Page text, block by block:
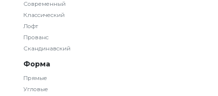
Современный
Классический
Лофт
Прованс
Скандинавский
Форма
Прямые
Угловые